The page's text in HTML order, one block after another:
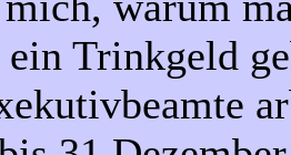
ein Trinkgeld